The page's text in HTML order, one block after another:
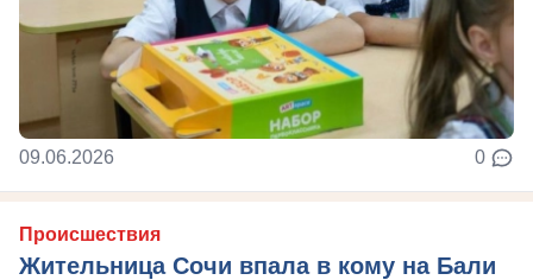
09.06.2026 0
Происшествия
Жительница Сочи впала в кому на Бали